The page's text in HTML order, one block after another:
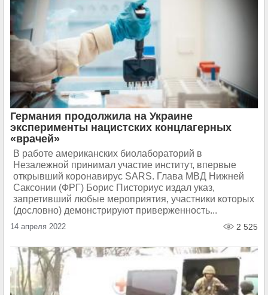
Германия продолжила на Украине
эксперименты нацистских концлагерных
«врачей»
В работе американских биолабораторий в
Незалежной принимал участие институт, впервые
открывший коронавирус SARS. Глава МВД Нижней
Саксонии (ФРГ) Борис Писториус издал указ,
запретивший любые мероприятия, участники которых
(дословно) демонстрируют приверженность...
14 апреля 2022 2 525